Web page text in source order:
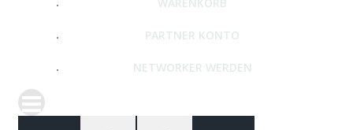
PARTNER KONTO
NETWORKER WERDEN